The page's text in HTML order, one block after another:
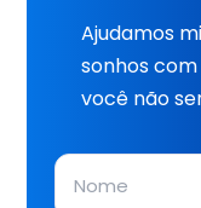
Ajudamos
sonhos
você não